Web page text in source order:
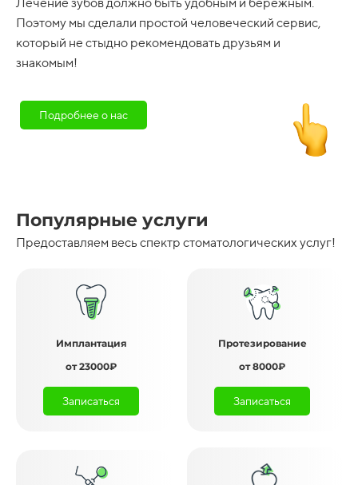
Поэтому мы сделали простой человеческий сервис,
который не стыдно рекомендовать друзьям и
знакомым!
Подробнее о нас
Популярные услуги
Предоставляем весь спектр стоматологических услуг!
Имплантация
от 23000₽
Записаться
Протезирование
от 8000₽
Записаться